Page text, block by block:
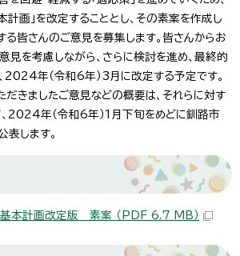
計画」を改定することとし、その素案を作成し
る皆さんのご意見を募集します。皆さんからお
見を考慮しながら、さらに検討を進め、最終的
2024年（令和6年）3月に改定する予定です。
だきましたご意見などの概要は、それらに対す
2024年（令和6年）1月下旬をめどに釧路市
表します。
本計画改定版 素案 （PDF 6.7 MB）